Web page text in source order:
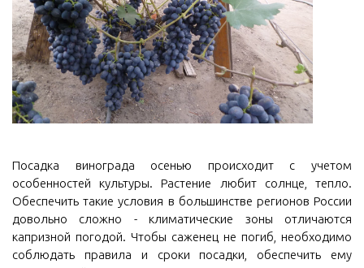
Посадка винограда осенью происходит с учетом
особенностей культуры. Растение любит солнце, тепло.
Обеспечить такие условия в большинстве регионов России
довольно сложно - климатические зоны отличаются
капризной погодой. Чтобы саженец не погиб, необходимо
соблюдать правила и сроки посадки, обеспечить ему